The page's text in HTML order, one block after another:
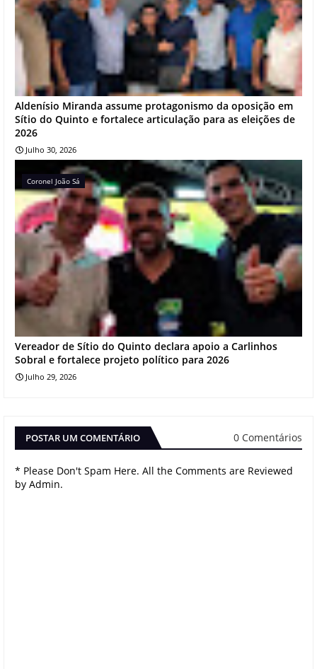
Aldenísio Miranda assume protagonismo da oposição em
Sítio do Quinto e fortalece articulação para as eleições de
2026
Julho 30, 2026
Coronel João Sá
Vereador de Sítio do Quinto declara apoio a Carlinhos
Sobral e fortalece projeto político para 2026
Julho 29, 2026
POSTAR UM COMENTÁRIO 0 Comentários
* Please Don't Spam Here. All the Comments are Reviewed
by Admin.